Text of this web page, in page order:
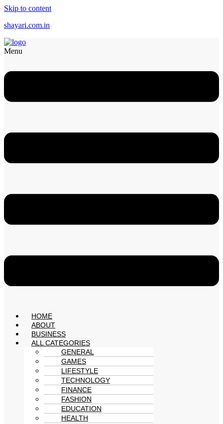
Skip to content
shayari.com.in
Menu
HOME
ABOUT
BUSINESS
ALL CATEGORIES
GENERAL
GAMES
LIFESTYLE
TECHNOLOGY
FINANCE
FASHION
EDUCATION
HEALTH